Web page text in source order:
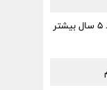
شرط جدید بازنشستگی اجرایی شد؛ این افراد باید ۵ سال بیشتر